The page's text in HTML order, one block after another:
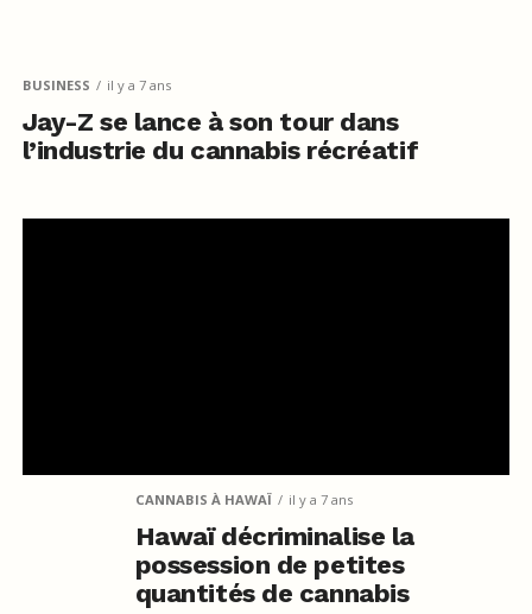
BUSINESS il y a 7 ans
Jay-Z se lance à son tour dans
l’industrie du cannabis récréatif
CANNABIS À HAWAÏ il y a 7 ans
Hawaï décriminalise la
possession de petites
quantités de cannabis